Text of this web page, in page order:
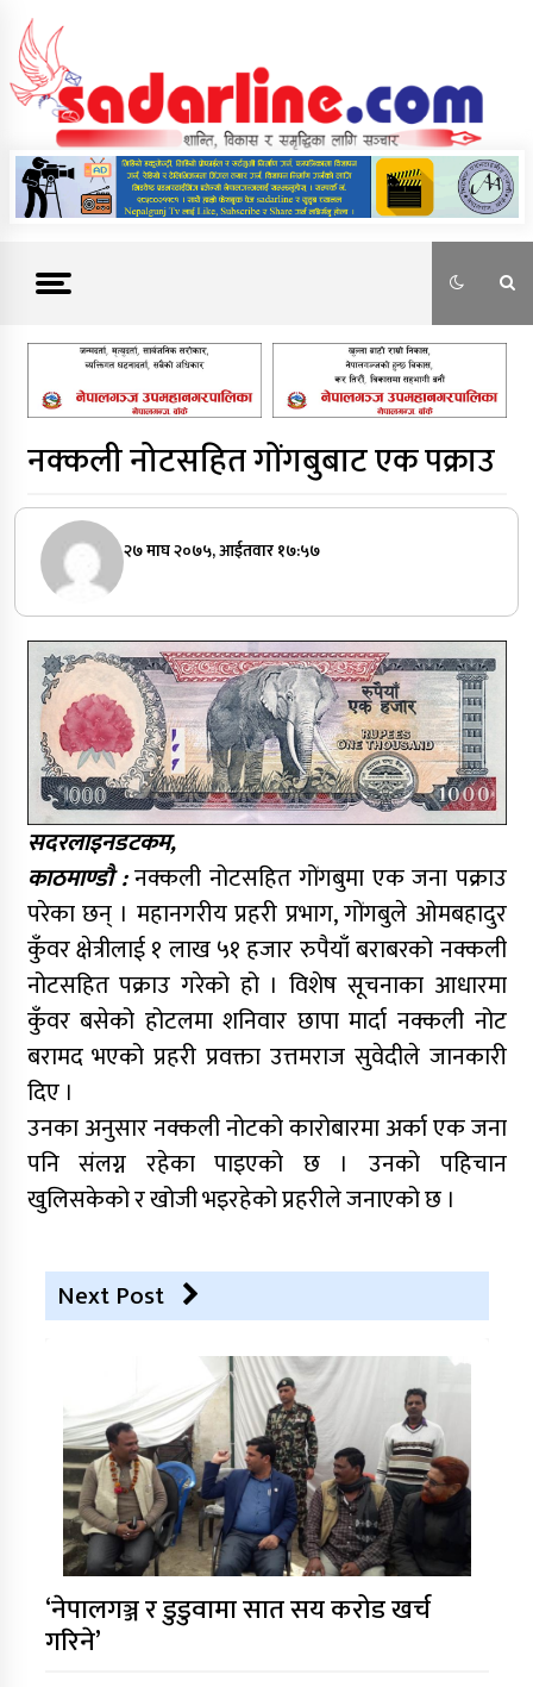
content
News For Nepal
नक्कली नोटसहित गोंगबुबाट एक पक्राउ
२७ माघ २०७५, आईतवार १७:५७
सदरलाइनडटकम,
काठमाण्डौ :नक्कली नोटसहित गोंगबुमा एक जना पक्राउ
परेका छन् । महानगरीय प्रहरी प्रभाग, गोंगबुले ओमबहादुर
कुँवर क्षेत्रीलाई १ लाख ५१ हजार रुपैयाँ बराबरको नक्कली
नोटसहित पक्राउ गरेको हो । विशेष सूचनाका आधारमा
कुँवर बसेको होटलमा शनिवार छापा मार्दा नक्कली नोट
बरामद भएको प्रहरी प्रवक्ता उत्तमराज सुवेदीले जानकारी
दिए ।
उनका अनुसार नक्कली नोटको कारोबारमा अर्का एक जना
पनि संलग्न रहेका पाइएको छ । उनको पहिचान
खुलिसकेको र खोजी भइरहेको प्रहरीले जनाएको छ ।
Next Post
‘नेपालगञ्ज र डुडुवामा सात सय करोड खर्च
गरिने’